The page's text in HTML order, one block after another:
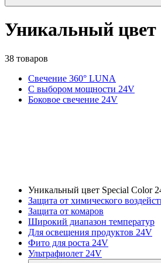
Уникальный цвет
38 товаров
Свечение 360° LUNA
С выбором мощности 24V
Боковое свечение 24V
Уникальный цвет Special Color
Защита от химического
Защита от комаров
Широкий диапазон температур
Для освещения продуктов 24V
Фито для роста 24V
Ультрафиолет 24V